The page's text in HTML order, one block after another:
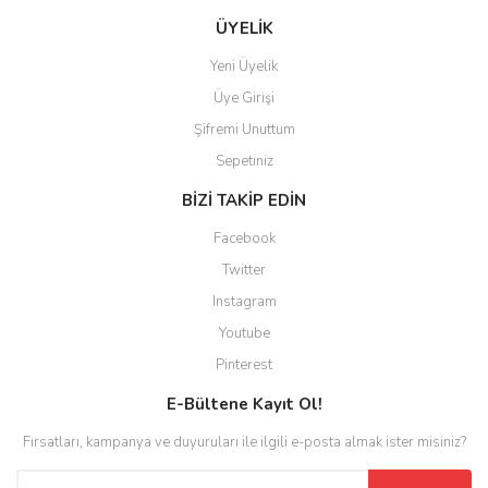
ÜYELİK
Yeni Üyelik
Üye Girişi
Şifremi Unuttum
Sepetiniz
BİZİ TAKİP EDİN
Facebook
Twitter
Instagram
Youtube
Pinterest
E-Bültene Kayıt Ol!
Fırsatları, kampanya ve duyuruları ile ilgili e-posta almak ister misiniz?